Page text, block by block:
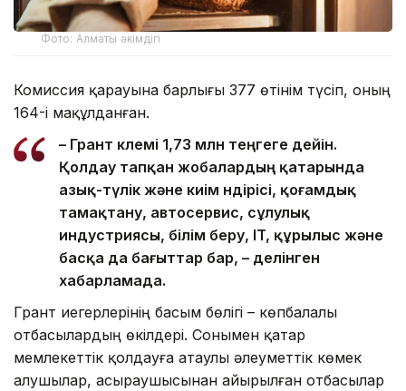
Фото: Алматы әкімдігі
Комиссия қарауына барлығы 377 өтінім түсіп, оның
164-і мақұлданған.
– Грант көлемі 1,73 млн теңгеге дейін.
Қолдау тапқан жобалардың қатарында
азық-түлік және киім өндірісі, қоғамдық
тамақтану, автосервис, сұлулық
индустриясы, білім беру, IT, құрылыс және
басқа да бағыттар бар, – делінген
хабарламада.
Грант иегерлерінің басым бөлігі – көпбалалы
отбасылардың өкілдері. Сонымен қатар
мемлекеттік қолдауға атаулы әлеуметтік көмек
алушылар, асыраушысынан айырылған отбасылар